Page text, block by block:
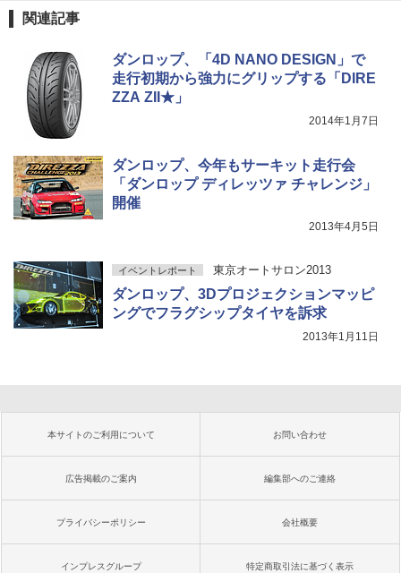
関連記事
ダンロップ、「4D NANO DESIGN」で
走行初期から強力にグリップする「DIRE
ZZA ZII★」
2014年1月7日
ダンロップ、今年もサーキット走行会
「ダンロップ ディレッツァ チャレンジ」
開催
2013年4月5日
イベントレポート 東京オートサロン2013
ダンロップ、3Dプロジェクションマッピ
ングでフラグシップタイヤを訴求
2013年1月11日
本サイトのご利用について お問い合わせ
広告掲載のご案内 編集部へのご連絡
プライバシーポリシー 会社概要
インプレスグループ 特定商取引法に基づく表示